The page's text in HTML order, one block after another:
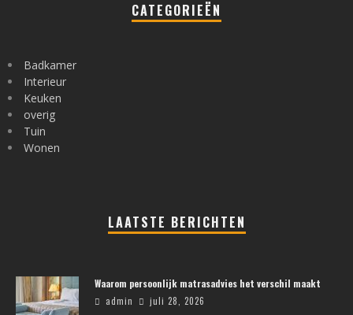
CATEGORIEËN
Badkamer
Interieur
Keuken
overig
Tuin
Wonen
LAATSTE BERICHTEN
Waarom persoonlijk matrasadvies het verschil maakt
admin juli 28, 2026